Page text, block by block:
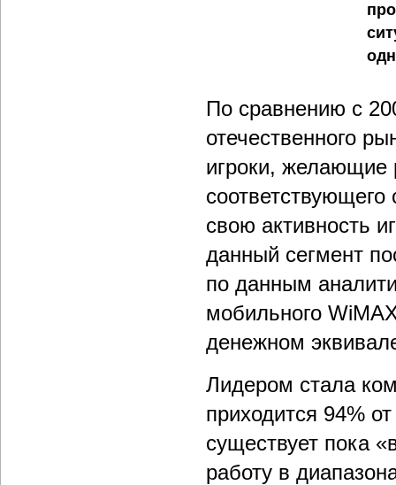
По сравнению с
отечественного
игроки, желающие
свою активность
данный сегмент
по данным
мобильного
денежном
Лидером стала
приходится 94%
существует пока
работу в